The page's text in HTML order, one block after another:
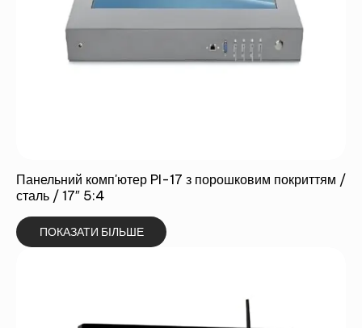
Панельний комп'ютер PI-17 з порошковим покриттям /
сталь / 17″ 5:4
ПОКАЗАТИ БІЛЬШЕ